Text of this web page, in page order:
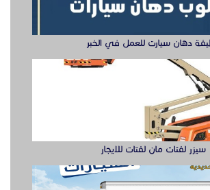
دهان سيارت للعمل في الخبر
سيزر لفتات مان لفتات للايجار